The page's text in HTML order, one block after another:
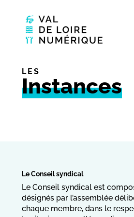
LES
Instances
Le Conseil syndical
Le Conseil syndical est
désignés par l’assemblée
chaque membre, dans le